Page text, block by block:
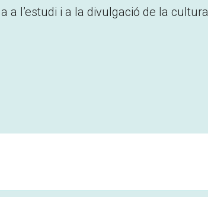
a l’estudi i a la divulgació de la cultura